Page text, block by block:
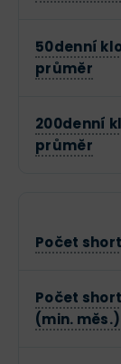
50denní
průměr
200denní
průměr
Počet
Počet
(min. měs.)